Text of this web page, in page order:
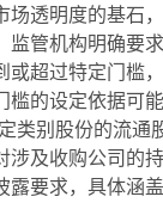
场透明度的基石
监管机构明确要
或超过特定门槛
的设定依据可
类别股份的流通
涉及收购公司的
要求，具体涵